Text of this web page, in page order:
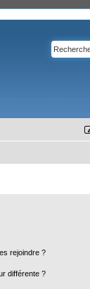
rejoindre ?
différente ?